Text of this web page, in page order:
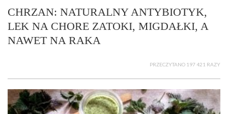
CHRZAN: NATURALNY ANTYBIOTYK,
LEK NA CHORE ZATOKI, MIGDAŁKI, A
NAWET NA RAKA
PRZECZYTANO 197 421 RAZY